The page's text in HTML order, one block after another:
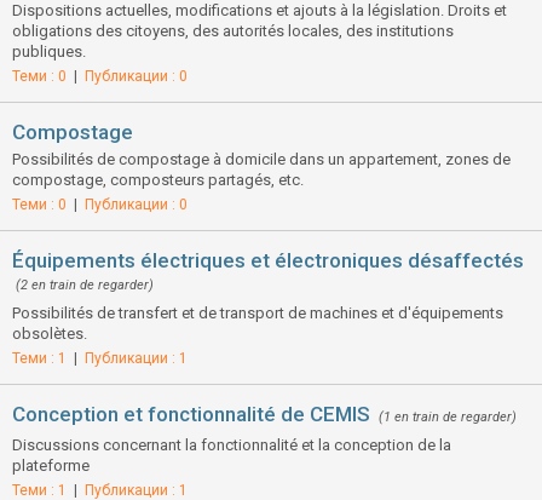
Dispositions actuelles, modifications et ajouts à la législation. Droits et
obligations des citoyens, des autorités locales, des institutions
publiques.
Теми : 0 Публикации : 0
Compostage
Possibilités de compostage à domicile dans un appartement, zones de
compostage, composteurs partagés, etc.
Теми : 0 Публикации : 0
Équipements électriques et électroniques désaffectés
(2 en train de regarder)
Possibilités de transfert et de transport de machines et d'équipements
obsolètes.
Теми : 1 Публикации : 1
Conception et fonctionnalité de CEMIS (1 en train de regarder)
Discussions concernant la fonctionnalité et la conception de la
plateforme
Теми : 1 Публикации : 1